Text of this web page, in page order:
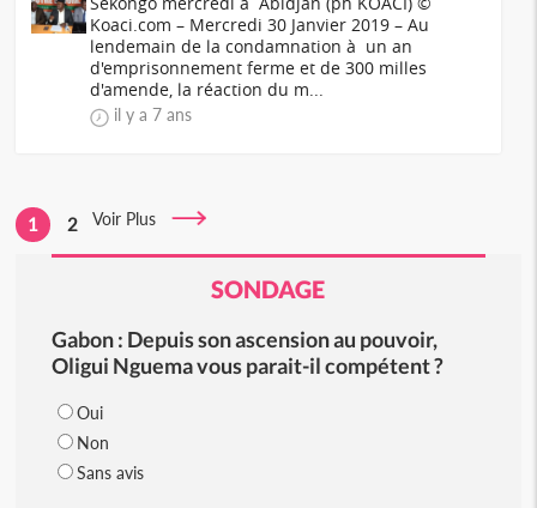
Koaci.com – Mercredi 30 Janvier 2019 – Au
lendemain de la condamnation à un an
d'emprisonnement ferme et de 300 milles
d'amende, la réaction du m...
il y a 7 ans
1 2 Voir Plus
SONDAGE
Gabon : Depuis son ascension au pouvoir,
Oligui Nguema vous parait-il compétent ?
Oui
Non
Sans avis